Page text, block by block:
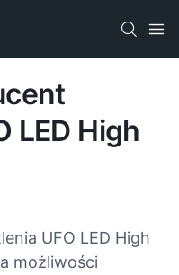
LED High
UFO LED High
możliwości